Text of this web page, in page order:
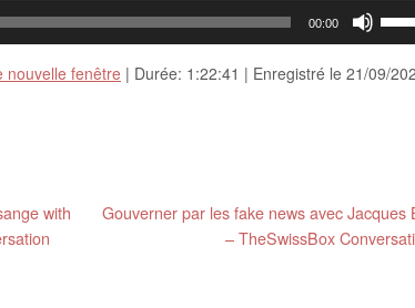
00:00
ou
nouvelle fenêtre | Durée: 1:22:41 | Enregistré le 21/09/
with
Gouverner par les fake news avec Jacques
– TheSwissBox